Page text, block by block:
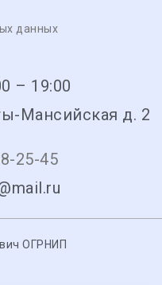
данных
– 19:00
Мансийская д. 2
25-45
ОГРНИП